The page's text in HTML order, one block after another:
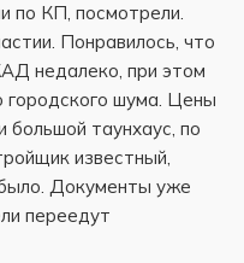
по КП, посмотрели.
Понравилось, что
недалеко, при этом
городского шума. Цены
большой таунхаус, по
известный,
Документы уже
переедут